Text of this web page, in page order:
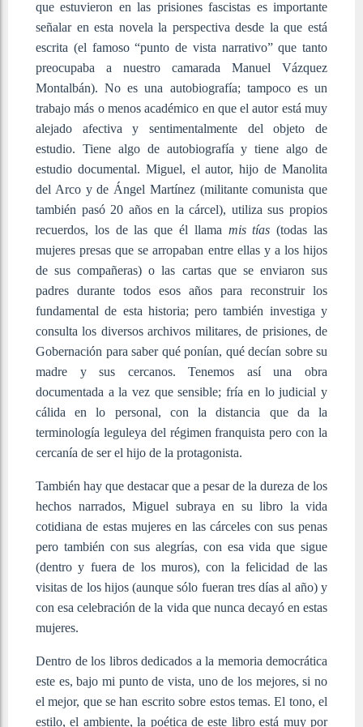
que estuvieron en las prisiones fascistas es importante
señalar en esta novela la perspectiva desde la que está
escrita (el famoso “punto de vista narrativo” que tanto
preocupaba a nuestro camarada Manuel Vázquez
Montalbán). No es una autobiografía; tampoco es un
trabajo más o menos académico en que el autor está muy
alejado afectiva y sentimentalmente del objeto de
estudio. Tiene algo de autobiografía y tiene algo de
estudio documental. Miguel, el autor, hijo de Manolita
del Arco y de Ángel Martínez (militante comunista que
también pasó 20 años en la cárcel), utiliza sus propios
recuerdos, los de las que él llama mis tías(todas las
mujeres presas que se arropaban entre ellas y a los hijos
de sus compañeras) o las cartas que se enviaron sus
padres durante todos esos años para reconstruir los
fundamental de esta historia; pero también investiga y
consulta los diversos archivos militares, de prisiones, de
Gobernación para saber qué ponían, qué decían sobre su
madre y sus cercanos. Tenemos así una obra
documentada a la vez que sensible; fría en lo judicial y
cálida en lo personal, con la distancia que da la
terminología leguleya del régimen franquista pero con la
cercanía de ser el hijo de la protagonista.
También hay que destacar que a pesar de la dureza de los
hechos narrados, Miguel subraya en su libro la vida
cotidiana de estas mujeres en las cárceles con sus penas
pero también con sus alegrías, con esa vida que sigue
(dentro y fuera de los muros), con la felicidad de las
visitas de los hijos (aunque sólo fueran tres días al año) y
con esa celebración de la vida que nunca decayó en estas
mujeres.
Dentro de los libros dedicados a la memoria democrática
este es, bajo mi punto de vista, uno de los mejores, si no
el mejor, que se han escrito sobre estos temas. El tono, el
estilo, el ambiente, la poética de este libro está muy por